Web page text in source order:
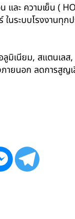
และ ความเย็น (
ะบบโรงงานทุกป
เนียม, สแตนเลส,
ายนอก ลดการสูญ